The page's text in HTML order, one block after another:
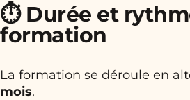
⏱️ Durée et
formation
La formation se déroule en
mois.